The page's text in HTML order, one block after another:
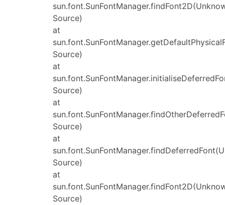
Source)
at
Source)
at
Source)
at
Source)
at
Source)
at
Source)